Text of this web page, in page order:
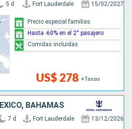
5 d Fort Lauderdale 15/02/2027
US$ 278 +Tasas
Precio especial familias
Hasta -60% en el 2° pasajero
Comidas incluidas
BAHAMAS
7 d Fort Lauderdale 13/12/2026